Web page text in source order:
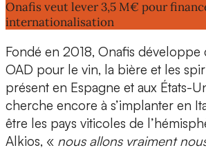
Onafis veut lever 3,5 M€ pour
internationalisation
Fondé en 2018, Onafis développe
OAD pour le vin, la bière et les
présent en Espagne et aux États-
cherche encore à s’implanter en
être les pays viticoles de l’
Alkios, « nous allons vraiment